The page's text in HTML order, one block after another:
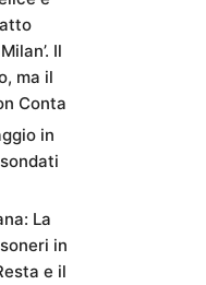
Il
ma il
Conta
in
La
in
e il